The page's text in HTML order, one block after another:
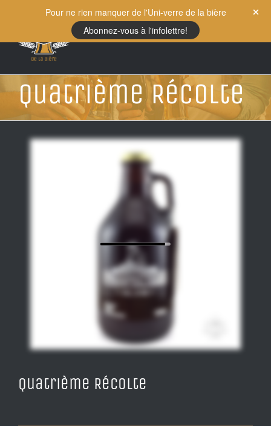
content
Quatrième Récolte
Quatrième Récolte
Pour ne rien manquer de l'Uni-verre de la bière
Abonnez-vous à l'infolettre!